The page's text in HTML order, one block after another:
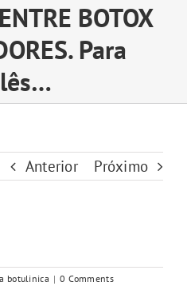
BOTOX
Para
Anterior Próximo
botulinica | 0 Comments